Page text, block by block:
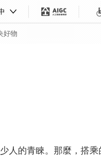
好物
人的青睞。那麼，搭乘